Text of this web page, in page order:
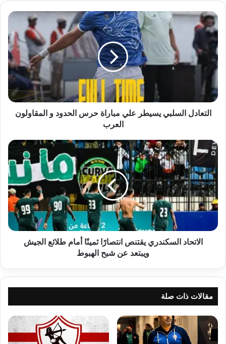
التعادل
السلبي
يسيطر
علي
مباراة
حرس
و
المقاولون
العرب
التعادل السلبي يسيطر علي مباراة حرس الحدود و المقاولون
العرب
الاتحاد
السكندري
يقتنص
انتصارًا
ثمينًا
أمام
طلائع
الجيش
ويبتعد
الاتحاد السكندري يقتنص انتصارًا ثمينًا أمام طلائع الجيش
ويبتعد عن شبح الهبوط
مقالات ذات صلة